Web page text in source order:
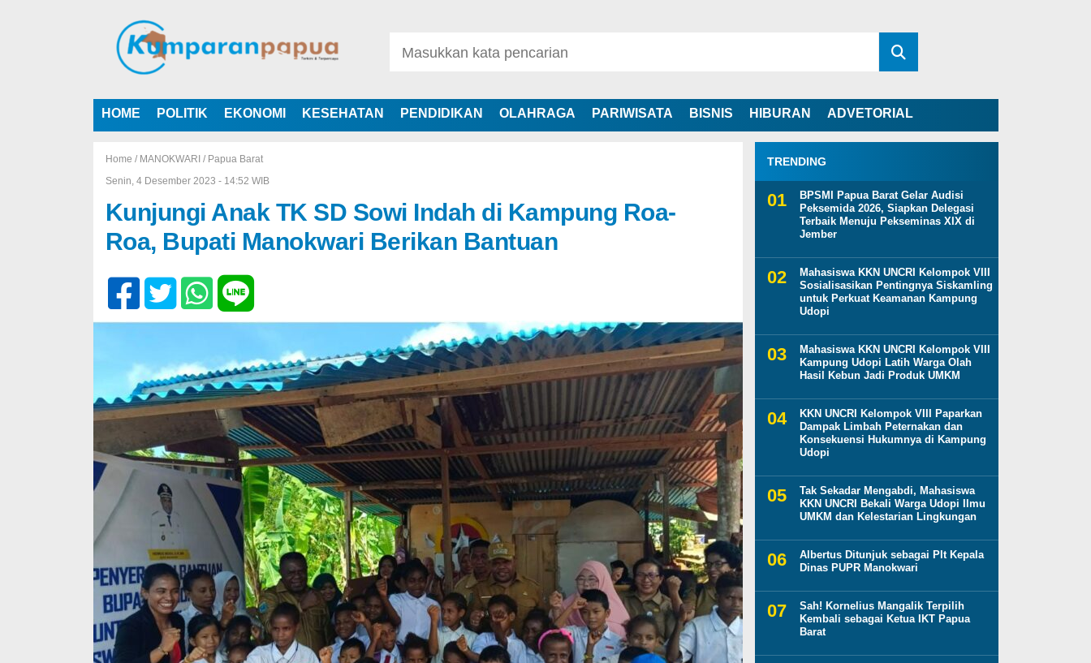
HOME POLITIK EKONOMI KESEHATAN PENDIDIKAN OLAHRAGA PARIWISATA BISNIS HIBURAN ADVETORIAL
Home / MANOKWARI / Papua Barat
Senin, 4 Desember 2023 - 14:52 WIB
Kunjungi Anak TK SD Sowi Indah di Kampung Roa-
Roa, Bupati Manokwari Berikan Bantuan
TRENDING
BPSMI Papua Barat Gelar Audisi
Peksemida 2026, Siapkan Delegasi
Terbaik Menuju Pekseminas XIX di
Jember
Mahasiswa KKN UNCRI Kelompok VIII
Sosialisasikan Pentingnya Siskamling
untuk Perkuat Keamanan Kampung
Udopi
Mahasiswa KKN UNCRI Kelompok VIII
Kampung Udopi Latih Warga Olah
Hasil Kebun Jadi Produk UMKM
KKN UNCRI Kelompok VIII Paparkan
Dampak Limbah Peternakan dan
Konsekuensi Hukumnya di Kampung
Udopi
Tak Sekadar Mengabdi, Mahasiswa
KKN UNCRI Bekali Warga Udopi Ilmu
UMKM dan Kelestarian Lingkungan
Albertus Ditunjuk sebagai Plt Kepala
Dinas PUPR Manokwari
Sah! Kornelius Mangalik Terpilih
Kembali sebagai Ketua IKT Papua
Barat